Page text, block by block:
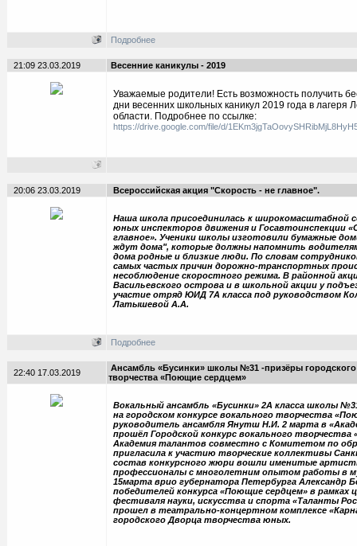
Подробнее
21:09 23.03.2019 Весенние каникулы - 2019
Уважаемые родители! Есть возможность получить
дни весенних школьных каникул 2019 года в лагеря
области. Подробнее по ссылке:
https://drive.google.com/file/d/
20:06 23.03.2019 Всероссийская акция "Скорость - не главное".
Наша школа присоединилась к широкомасштабной
юных инспекторов движения и Госавтоинспекции
главное». Ученики школы изготовили бумажные
ждут дома", которые должны напомнить
дома родные и близкие люди. По словам
самых частых причин дорожно-транспортных
несоблюдение скоростного режима. В районной
Васильевского острова и в школьной акции у
участие отряд ЮИД 7А класса под руководством
Латышевой А.А.
Подробнее
22:40 17.03.2019
Ансамбль «Бусинки» школы №31 -призёры городского
творчества «Поющие сердцем»
Вокальный ансамбль «Бусинки» 2А класса школы
на городском конкурсе вокального творчества
руководитель ансамбля Янутш Н.И. 2 марта в
прошёл Городской конкурс вокального творчества
Академия талантов совместно с Комитетом по
пригласила к участию творческие коллективы
состав конкурсного жюри вошли именитые
профессионалы с многолетним опытом работы в
15марта врио губернатора Петербурга Александр
победителей конкурса «Поющие сердцем» в рамках
фестиваля науки, искусства и спорта «Таланты
прошел в театрально-концертном комплексе
городского Дворца творчества юных.